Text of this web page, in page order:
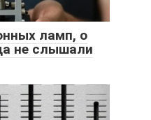
ламп, о
не слышали